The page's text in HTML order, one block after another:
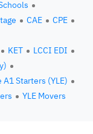
CAE
CPE
KET
LCCI EDI
A1 Starters (YLE)
YLE Movers